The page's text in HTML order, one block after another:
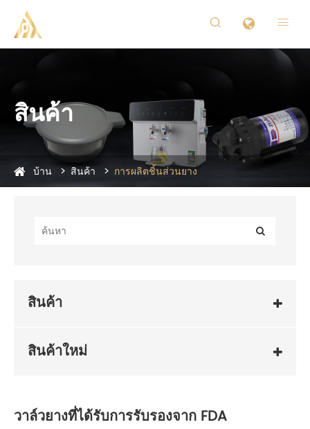
 
สินค้า
บ้าน สินค้า การผลิตชิ้นส่วนยาง
สินค้า
สินค้าใหม่
วาล์วยางที่ได้รับการรับรองจาก FDA